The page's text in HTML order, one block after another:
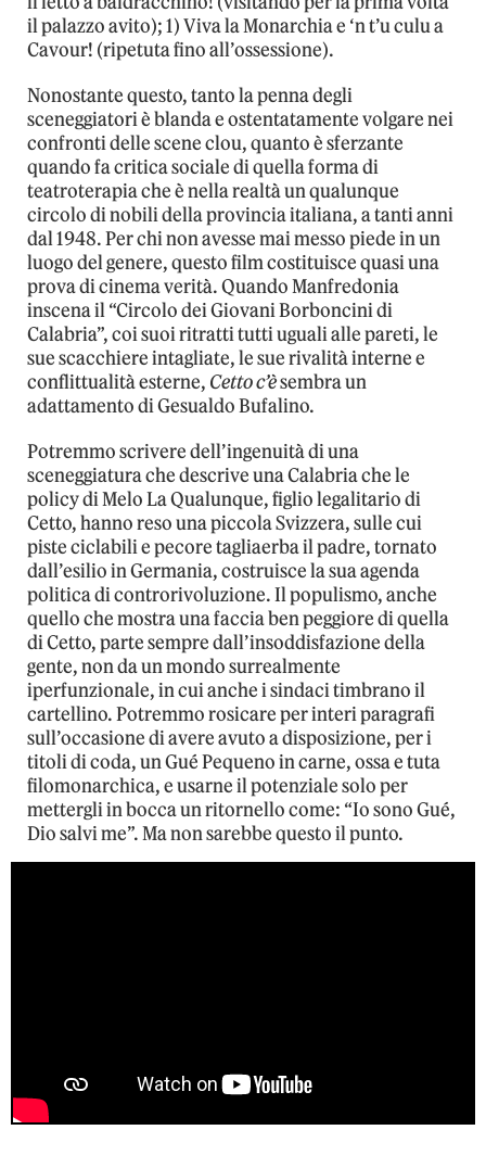
il palazzo avito); 1) Viva la Monarchia e ‘n t’u culu a
Cavour! (ripetuta fino all’ossessione).
Nonostante questo, tanto la penna degli
sceneggiatori è blanda e ostentatamente volgare nei
confronti delle scene clou, quanto è sferzante
quando fa critica sociale di quella forma di
teatroterapia che è nella realtà un qualunque
circolo di nobili della provincia italiana, a tanti anni
dal 1948. Per chi non avesse mai messo piede in un
luogo del genere, questo film costituisce quasi una
prova di cinema verità. Quando Manfredonia
inscena il “Circolo dei Giovani Borboncini di
Calabria”, coi suoi ritratti tutti uguali alle pareti, le
sue scacchiere intagliate, le sue rivalità interne e
conflittualità esterne, Cetto c’èsembra un
adattamento di Gesualdo Bufalino.
Potremmo scrivere dell’ingenuità di una
sceneggiatura che descrive una Calabria che le
policy di Melo La Qualunque, figlio legalitario di
Cetto, hanno reso una piccola Svizzera, sulle cui
piste ciclabili e pecore tagliaerba il padre, tornato
dall’esilio in Germania, costruisce la sua agenda
politica di controrivoluzione. Il populismo, anche
quello che mostra una faccia ben peggiore di quella
di Cetto, parte sempre dall’insoddisfazione della
gente, non da un mondo surrealmente
iperfunzionale, in cui anche i sindaci timbrano il
cartellino. Potremmo rosicare per interi paragrafi
sull’occasione di avere avuto a disposizione, per i
titoli di coda, un Gué Pequeno in carne, ossa e tuta
filomonarchica, e usarne il potenziale solo per
mettergli in bocca un ritornello come: “Io sono Gué,
Dio salvi me”. Ma non sarebbe questo il punto.